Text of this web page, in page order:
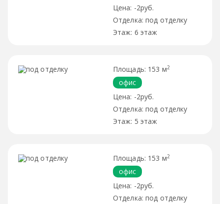
-2руб.
под отделку
6 этаж
153 м2
офис
-2руб.
под отделку
5 этаж
153 м2
офис
-2руб.
под отделку